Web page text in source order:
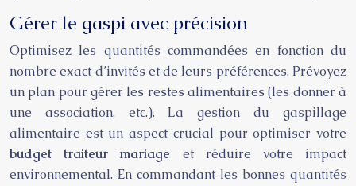
Gérer le gaspi avec précision
Optimisez les quantités commandées en fonction du
nombre exact d’invités et de leurs préférences. Prévoyez
un plan pour gérer les restes alimentaires (les donner à
une association, etc.). La gestion du gaspillage
alimentaire est un aspect crucial pour optimiser votre
budget traiteur mariage et réduire votre impact
environnemental. En commandant les bonnes quantités